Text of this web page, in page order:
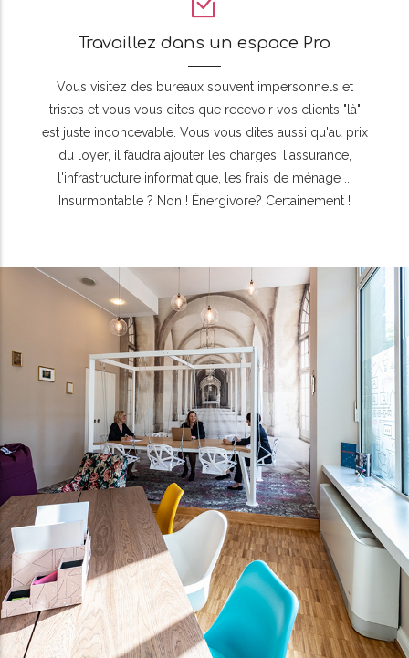
Travaillez dans un espace Pro
Vous visitez des bureaux souvent impersonnels et
tristes et vous vous dites que recevoir vos clients "là"
est juste inconcevable. Vous vous dites aussi qu'au prix
du loyer, il faudra ajouter les charges, l'assurance,
l'infrastructure informatique, les frais de ménage ...
Insurmontable ? Non ! Énergivore? Certainement !